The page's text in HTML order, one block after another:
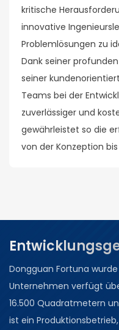
kritische
innovative
Problemlösungen zu
Dank seiner
seiner
Teams bei der
zuverlässiger und
gewährleistet so die
von der Konzeption
Dongguan Fortuna
Unternehmen verfügt
16.500 Quadratmetern
ist ein